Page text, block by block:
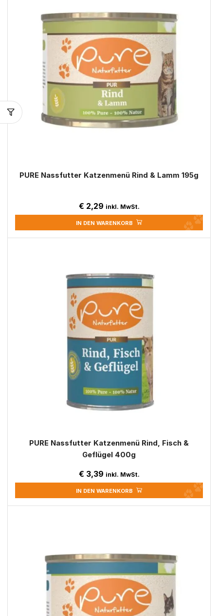
PURE Nassfutter Katzenmenü Rind & Lamm 195g
€ 2,29 inkl. MwSt.
IN DEN WARENKORB
PURE Nassfutter Katzenmenü Rind, Fisch &
Geflügel 400g
€ 3,39 inkl. MwSt.
IN DEN WARENKORB